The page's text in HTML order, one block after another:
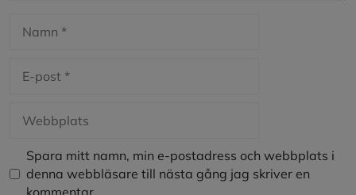
post
Spara mitt namn, min e-postadress och webbplats i
denna webbläsare till nästa gång jag skriver en
kommentar.